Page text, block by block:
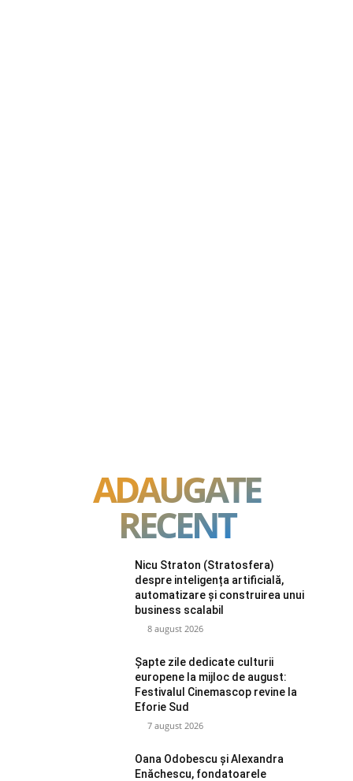
ADAUGATE
RECENT
Nicu Straton (Stratosfera)
despre inteligența artificială,
automatizare și construirea unui
business scalabil
8 august 2026
Șapte zile dedicate culturii
europene la mijloc de august:
Festivalul Cinemascop revine la
Eforie Sud
7 august 2026
Oana Odobescu și Alexandra
Enăchescu, fondatoarele